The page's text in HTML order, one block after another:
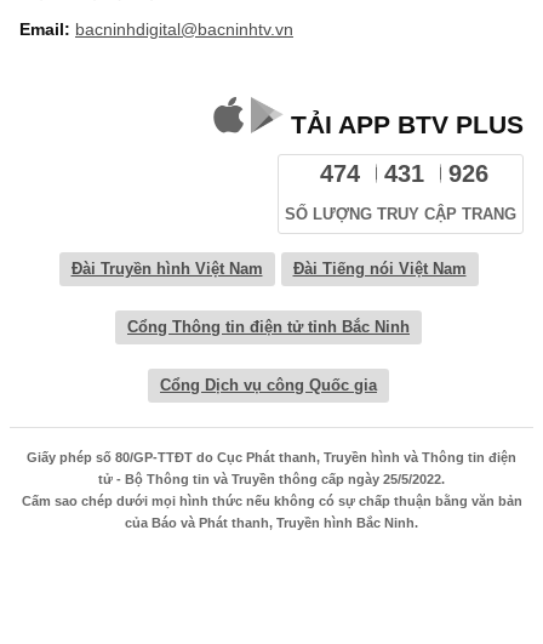
Email: bacninhdigital@bacninhtv.vn
TẢI APP BTV PLUS
474 431 926
SỐ LƯỢNG TRUY CẬP TRANG
Đài Truyền hình Việt Nam Đài Tiếng nói Việt Nam
Cổng Thông tin điện tử tỉnh Bắc Ninh
Cổng Dịch vụ công Quốc gia
Giấy phép số 80/GP-TTĐT do Cục Phát thanh, Truyền hình và Thông tin điện
tử - Bộ Thông tin và Truyền thông cấp ngày 25/5/2022.
Cấm sao chép dưới mọi hình thức nếu không có sự chấp thuận bằng văn bản
của Báo và Phát thanh, Truyền hình Bắc Ninh.